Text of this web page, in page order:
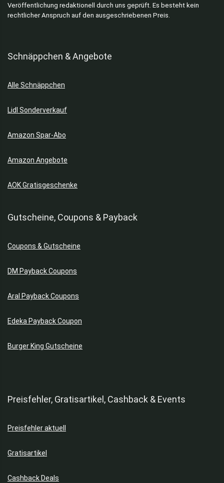
Veröffentlichung redaktionell durch uns geprüft. Es besteht kein
rechtlicher Anspruch auf den ausgeschriebenen Preis.
Schnäppchen & Angebote
Alle Schnäppchen
Lidl Sonderverkauf
Amazon Spar-Abo
Amazon Angebote
AOK Gratisgeschenke
Gutscheine, Coupons & Payback
Coupons & Gutscheine
DM Payback Coupons
Aral Payback Coupons
Edeka Payback Coupon
Burger King Gutscheine
Preisfehler, Gratisartikel, Cashback & Events
Preisfehler aktuell
Gratisartikel
Cashback Deals